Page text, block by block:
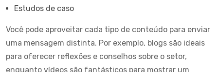
Estudos de caso
Você pode aproveitar cada tipo de conteúdo para enviar
uma mensagem distinta. Por exemplo, blogs são ideais
para oferecer reflexões e conselhos sobre o setor,
enquanto vídeos são fantásticos para mostrar um